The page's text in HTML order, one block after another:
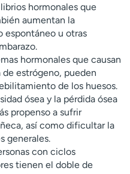
hormonales que
aumentan la
espontáneo u otras
hormonales que causan
estrógeno, pueden
de los huesos.
ósea y la pérdida ósea
propenso a sufrir
así como dificultar la
generales.
con ciclos
tienen el doble de